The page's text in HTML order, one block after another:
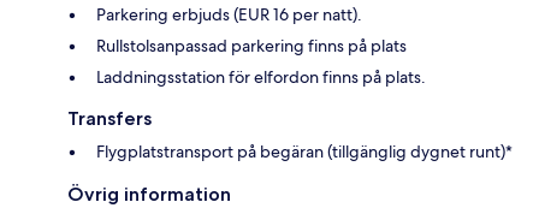
Parkering erbjuds (EUR 16 per natt).
Rullstolsanpassad parkering finns på plats
Laddningsstation för elfordon finns på plats.
Transfers
Flygplatstransport på begäran (tillgänglig dygnet runt)*
Övrig information